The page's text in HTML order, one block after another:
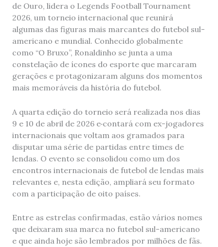
de Ouro, lidera o Legends Football Tournament
2026, um torneio internacional que reunirá
algumas das figuras mais marcantes do futebol sul-
americano e mundial. Conhecido globalmente
como “O Bruxo”, Ronaldinho se junta a uma
constelação de ícones do esporte que marcaram
gerações e protagonizaram alguns dos momentos
mais memoráveis da história do futebol.
A quarta edição do torneio será realizada nos dias
9 e 10 de abril de 2026 e contará com ex-jogadores
internacionais que voltam aos gramados para
disputar uma série de partidas entre times de
lendas. O evento se consolidou como um dos
encontros internacionais de futebol de lendas mais
relevantes e, nesta edição, ampliará seu formato
com a participação de oito países.
Entre as estrelas confirmadas, estão vários nomes
que deixaram sua marca no futebol sul-americano
e que ainda hoje são lembrados por milhões de fãs.